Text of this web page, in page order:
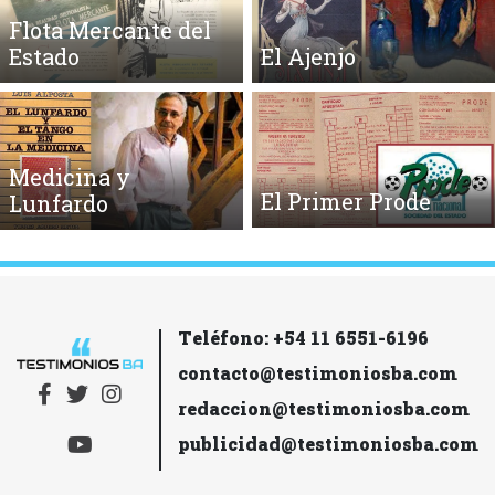
Flota Mercante del
Estado
El Ajenjo
Medicina y
Lunfardo
El Primer Prode
Teléfono: +54 11 6551-6196
contacto@testimoniosba.com
redaccion@testimoniosba.com
publicidad@testimoniosba.com